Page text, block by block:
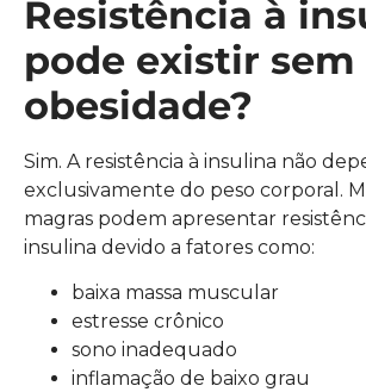
Resistência à
pode existir sem
obesidade?
Sim. A resistência à insulina não
exclusivamente do peso corporal.
magras podem apresentar
insulina devido a fatores como:
baixa massa muscular
estresse crônico
sono inadequado
inflamação de baixo grau